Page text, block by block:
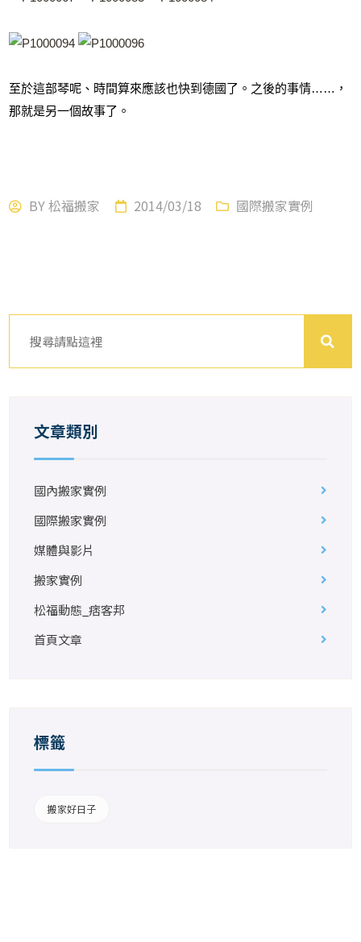
至於這部琴呢、時間算來應該也快到德國了。之後的事情……，
那就是另一個故事了。
BY松福搬家 2014/03/18 國際搬家實例
文章類別
國內搬家實例
國際搬家實例
媒體與影片
搬家實例
松福動態_痞客邦
首頁文章
標籤
搬家好日子